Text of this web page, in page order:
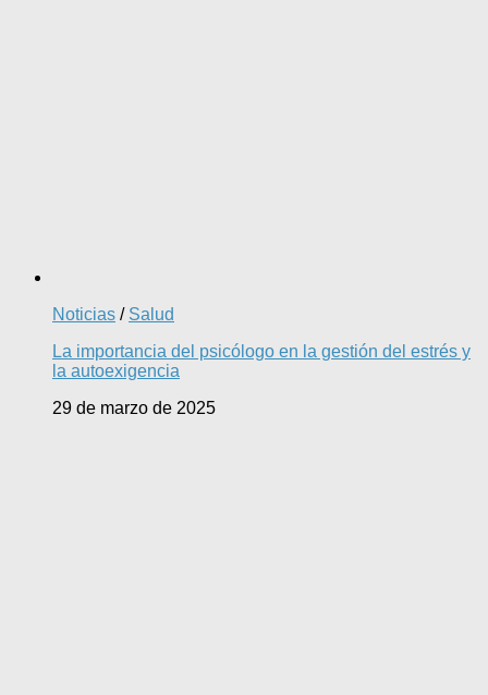
Noticias / Salud
La importancia del psicólogo en la gestión del estrés y
la autoexigencia
29 de marzo de 2025